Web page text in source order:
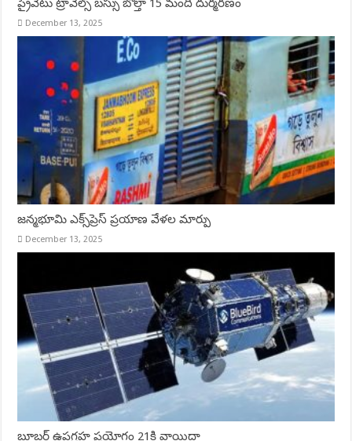
December 13, 2025
జన్మభూమి ఎక్స్‌ప్రెస్‌ ప్రయాణ వేళల మార్పు
December 13, 2025
బ్లూబర్డ్‌ ఉపగ్రహ ప్రయోగం 21కి వాయిదా